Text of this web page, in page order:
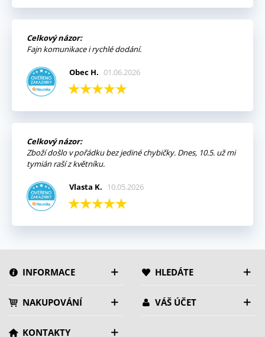
Celkový názor:
Fajn komunikace i rychlé dodání.
Obec H. 01.06.2026
Celkový názor:
Zboží došlo v pořádku bez jediné chybičky. Dnes, 10.5. už mi
tymián raší z květníku.
Vlasta K. 10.05.2026
INFORMACE HLEDÁTE
NAKUPOVÁNÍ VÁŠ ÚČET
KONTAKTY